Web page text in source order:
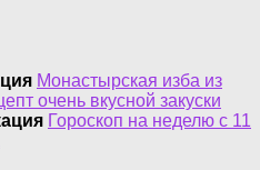
Монастырская изба из
очень вкусной закуски
Гороскоп на неделю с 11